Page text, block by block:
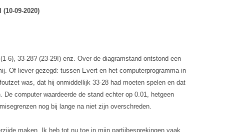
09-2020)
6), 33-28? (23-29!) enz. Over de diagramstand ontstond een
Of liever gezegd: tussen Evert en het computerprogramma in
was, dat hij onmiddellijk 33-28 had moeten spelen en dat
De computer waardeerde de stand echter op 0.01, hetgeen
nog bij lange na niet zijn overschreden.
maken. Ik heb tot nu toe in mijn partijbesprekingen vaak